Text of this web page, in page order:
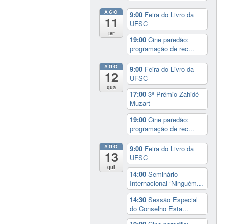
AGO
11
ter
9:00 Feira do Livro da
UFSC
19:00Cine paredão:
programação de rec...
AGO
12
qua
9:00 Feira do Livro da
UFSC
17:003º Prêmio Zahidé
Muzart
19:00Cine paredão:
programação de rec...
AGO
13
qui
9:00 Feira do Livro da
UFSC
14:00Seminário
Internacional ‘Ninguém...
14:30Sessão Especial
do Conselho Esta...